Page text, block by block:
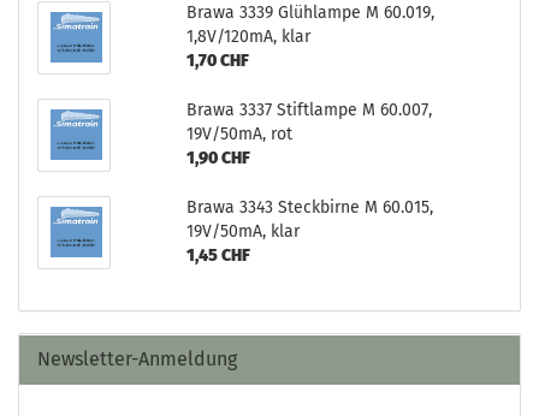
Brawa 3339 Glühlampe M 60.019,
1,8V/120mA, klar
1,70 CHF
Brawa 3337 Stiftlampe M 60.007,
19V/50mA, rot
1,90 CHF
Brawa 3343 Steckbirne M 60.015,
19V/50mA, klar
1,45 CHF
Newsletter-Anmeldung